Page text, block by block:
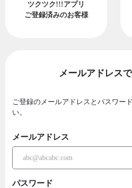
ツクツク!!!アプリ
ご登録済みのお客様
メールアドレス
ご登録のメールアドレスとパスワー
い。
メールアドレス
パスワード